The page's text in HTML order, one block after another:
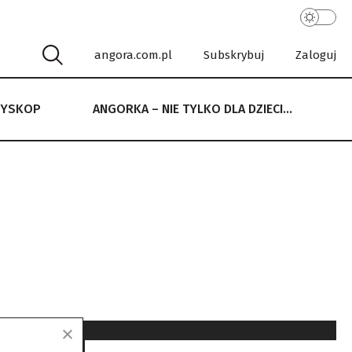
angora.com.pl Subskrybuj Zaloguj
ANGORKA – NIE TYLKO DLA DZIECI…
NIE TYLKO DLA DZIECI…